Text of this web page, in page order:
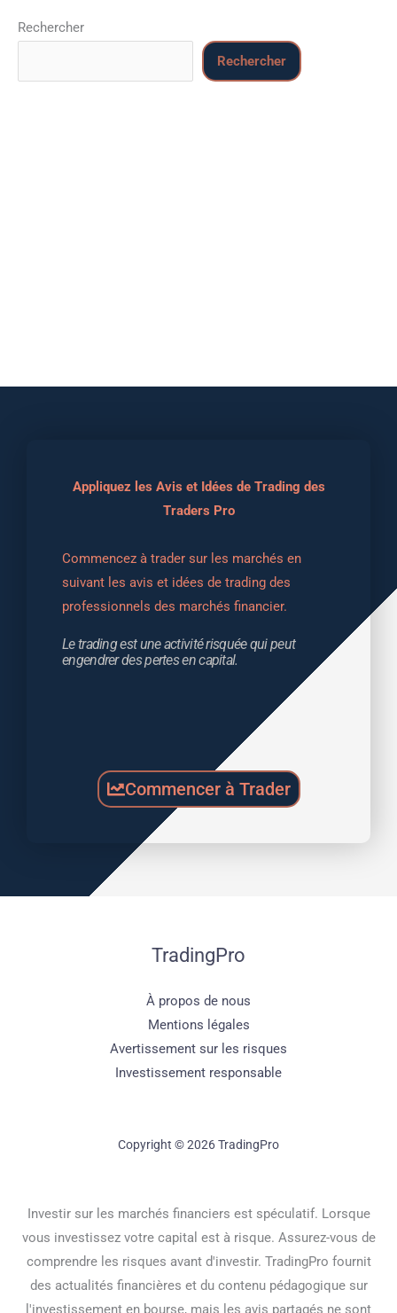
Rechercher
Rechercher
Appliquez les Avis et Idées de Trading des
Traders Pro
Commencez à trader sur les marchés en
suivant les avis et idées de trading des
professionnels des marchés financier.
Le trading est une activité risquée qui peut
engendrer des pertes en capital.
Commencer à Trader
TradingPro
À propos de nous
Mentions légales
Avertissement sur les risques
Investissement responsable
Copyright © 2026 TradingPro
Investir sur les marchés financiers est spéculatif. Lorsque
vous investissez votre capital est à risque. Assurez-vous de
comprendre les risques avant d'investir. TradingPro fournit
des actualités financières et du contenu pédagogique sur
l'investissement en bourse, mais les avis partagés ne sont